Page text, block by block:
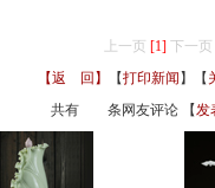
上一页 [1] 下一页
【返 回】
【打印新闻 】【
共有
条网友评论 【发